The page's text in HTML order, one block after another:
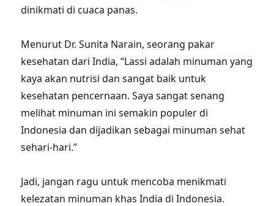
dinikmati di cuaca panas.
Menurut Dr. Sunita Narain, seorang pakar
kesehatan dari India, “Lassi adalah minuman yang
kaya akan nutrisi dan sangat baik untuk
kesehatan pencernaan. Saya sangat senang
melihat minuman ini semakin populer di
Indonesia dan dijadikan sebagai minuman sehat
sehari-hari.”
Jadi, jangan ragu untuk mencoba menikmati
kelezatan minuman khas India di Indonesia.